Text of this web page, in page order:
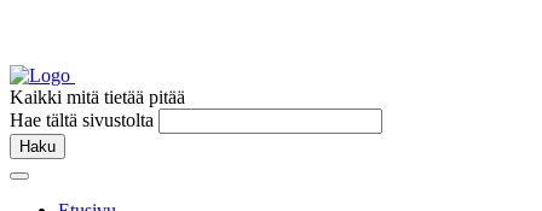
Kaikki mitä tietää pitää
Hae tältä sivustolta
Haku